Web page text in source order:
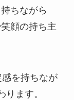
ちながら
顔の持ち主
を持ちなが
ます。